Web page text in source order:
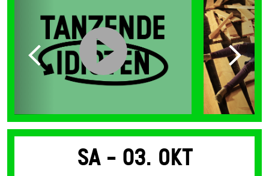
Sa - 03. Okt